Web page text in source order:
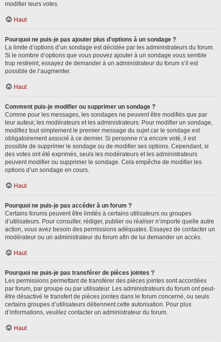
modifier leurs votes.
Haut
Pourquoi ne puis-je pas ajouter plus d’options à un sondage ?
La limite d’options d’un sondage est décidée par les administrateurs du forum.
Si le nombre d’options que vous pouvez ajouter à un sondage vous semble
trop restreint, essayez de demander à un administrateur du forum s’il est
possible de l’augmenter.
Haut
Comment puis-je modifier ou supprimer un sondage ?
Comme pour les messages, les sondages ne peuvent être modifiés que par
leur auteur, les modérateurs et les administrateurs. Pour modifier un sondage,
modifiez tout simplement le premier message du sujet car le sondage est
obligatoirement associé à ce dernier. Si personne n’a encore voté, il est
possible de supprimer le sondage ou de modifier ses options. Cependant, si
des votes ont été exprimés, seuls les modérateurs et les administrateurs
peuvent modifier ou supprimer le sondage. Cela empêche de modifier les
options d’un sondage en cours.
Haut
Pourquoi ne puis-je pas accéder à un forum ?
Certains forums peuvent être limités à certains utilisateurs ou groupes
d’utilisateurs. Pour consulter, rédiger, publier ou réaliser n’importe quelle autre
action, vous avez besoin des permissions adéquates. Essayez de contacter un
modérateur ou un administrateur du forum afin de lui demander un accès.
Haut
Pourquoi ne puis-je pas transférer de pièces jointes ?
Les permissions permettant de transférer des pièces jointes sont accordées
par forum, par groupe ou par utilisateur. Les administrateurs du forum ont peut-
être désactivé le transfert de pièces jointes dans le forum concerné, ou seuls
certains groupes d’utilisateurs détiennent cette autorisation. Pour plus
d’informations, veuillez contacter un administrateur du forum.
Haut